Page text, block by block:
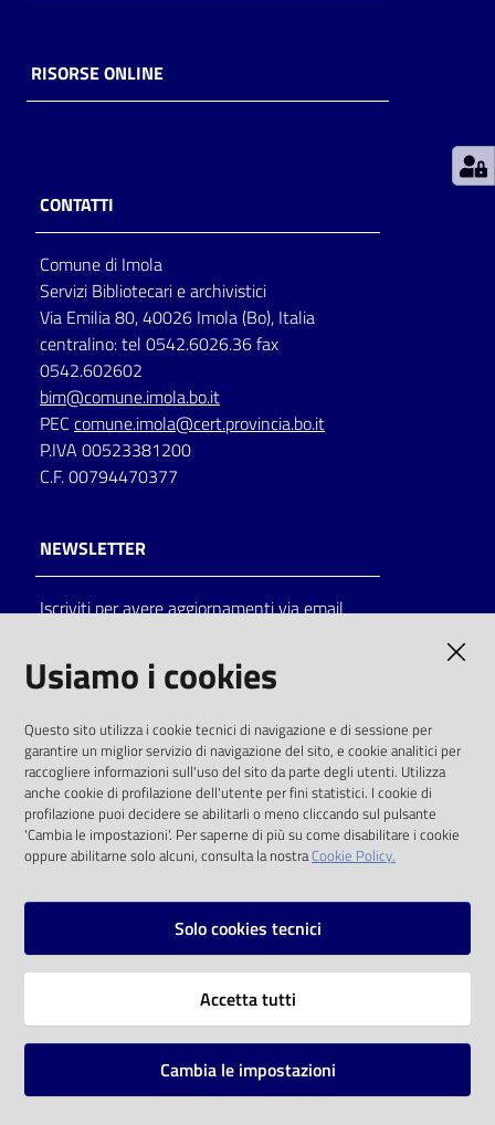
storico
per
lettura
Seguici
su
Catalogo
on line
Eventi
Chiedi al
bibliotecario
RISORSE ONLINE
CONTATTI
Comune di Imola
Servizi Bibliotecari e archivistici
Via Emilia 80, 40026 Imola (Bo), Italia
centralino: tel 0542.6026.36 fax
0542.602602
bim@comune.imola.bo.it
PEC comune.imola@cert.provincia.bo.it
P.IVA 00523381200
C.F. 00794470377
NEWSLETTER
Iscriviti per avere aggiornamenti via email
solo alle condizioni previste dalla direttiva
comunitaria 2003/98/CE e dal d.lgs. 36/2006
SOCIAL
Instagram
Vai alla pagina
Mappa del sito
Usiamo i cookies
Questo sito utilizza i cookie tecnici di navigazione e di sessione per
garantire un miglior servizio di navigazione del sito, e cookie analitici per
raccogliere informazioni sull'uso del sito da parte degli utenti. Utilizza
anche cookie di profilazione dell'utente per fini statistici. I cookie di
profilazione puoi decidere se abilitarli o meno cliccando sul pulsante
'Cambia le impostazioni'. Per saperne di più su come disabilitare i cookie
oppure abilitarne solo alcuni, consulta la nostraCookie Policy.
Solo cookies tecnici
Accetta tutti
Cambia le impostazioni